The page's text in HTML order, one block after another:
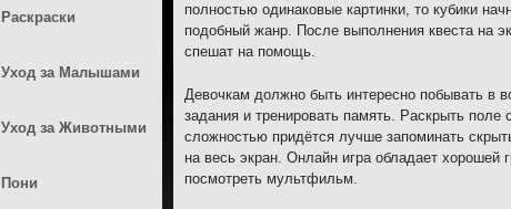
полностью одинаковые картинки, то кубики
подобный жанр. После выполнения квеста на
спешат на помощь.
Девочкам должно быть интересно побывать в
задания и тренировать память. Раскрыть
сложностью придётся лучше запоминать
на весь экран. Онлайн игра обладает
посмотреть мультфильм.
Раскраски
Уход за Малышами
Уход за Животными
Пони